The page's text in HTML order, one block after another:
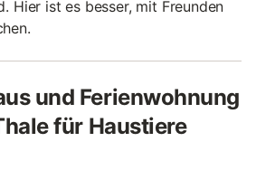
Hier ist es besser, mit Freunden
und Ferienwohnung
für Haustiere